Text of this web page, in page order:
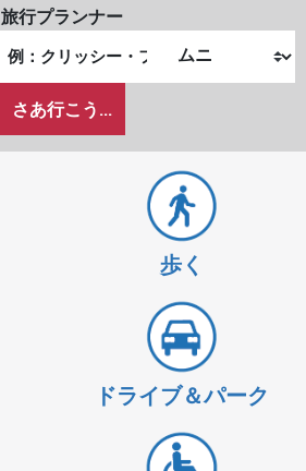
旅行プランナー
終
了
が
ど
さあ行こう...
歩く
ドライブ＆パーク